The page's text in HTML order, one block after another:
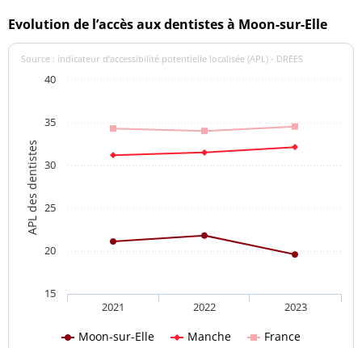
Evolution de l’accès aux dentistes à Moon-sur-Elle
APL des dentistes
Source : indicateur d’accessibilité potentielle localisée (APL) - DREES
Moon-sur-Elle Manche France
2021 2022 2023
15
20
25
30
35
40